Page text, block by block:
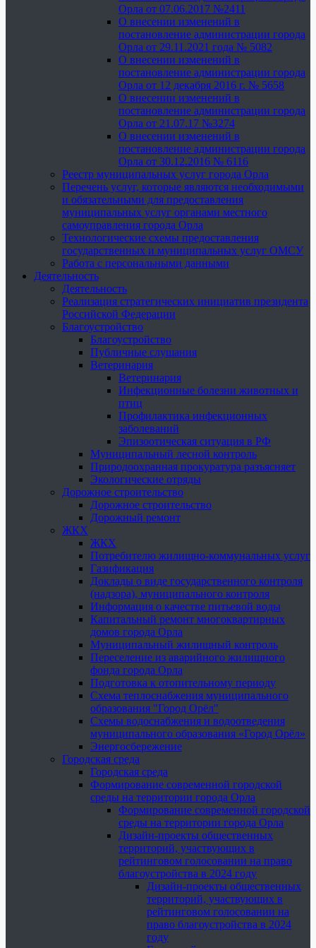
Орла от 07.06.2017 №2411
О внесении изменений в
постановление администрации города
Орла от 29.11.2021 года № 5082
О внесении изменений в
постановление администрации города
Орла от 12 декабря 2016 г. № 5658
О внесении изменений в
постановление администрации города
Орла от 21.07.17 №3274
О внесении изменений в
постановление администрации города
Орла от 30.12.2016 № 6116
Реестр муниципальных услуг города Орла
Перечень услуг, которые являются необходимыми
и обязательными для предоставления
муниципальных услуг органами местного
самоуправления города Орла
Технологические схемы предоставления
государственных и муниципальных услуг ОМСУ
Работа с персональными данными
Деятельность
Деятельность
Реализация стратегических инициатив президента
Российской Федерации
Благоустройство
Благоустройство
Публичные слушания
Ветеринария
Ветеринария
Инфекционные болезни животных и
птиц
Профилактика инфекционных
заболеваний
Эпизоотическая ситуация в РФ
Муниципальный лесной контроль
Природоохранная прокуратура разъясняет
Экологические отряды
Дорожное строительство
Дорожное строительство
Дорожный ремонт
ЖКХ
ЖКХ
Потребителю жилищно-коммунальных услуг
Газификация
Доклады о виде государственного контроля
(надзора), муниципального контроля
Информация о качестве питьевой воды
Капитальный ремонт многоквартирных
домов города Орла
Муниципальный жилищный контроль
Переселение из аварийного жилищного
фонда города Орла
Подготовка к отопительному периоду
Схема теплоснабжения муниципального
образования "Город Орёл"
Схемы водоснабжения и водоотведения
муниципального образования «Город Орёл»
Энергосбережение
Городская среда
Городская среда
Формирование современной городской
среды на территории города Орла
Формирование современной городской
среды на территории города Орла
Дизайн-проекты общественных
территорий, участвующих в
рейтинговом голосовании на право
благоустройства в 2024 году
Дизайн-проекты общественных
территорий, участвующих в
рейтинговом голосовании на
право благоустройства в 2024
году